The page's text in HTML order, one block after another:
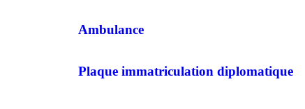
Ambulance
Plaque immatriculation diplomatique